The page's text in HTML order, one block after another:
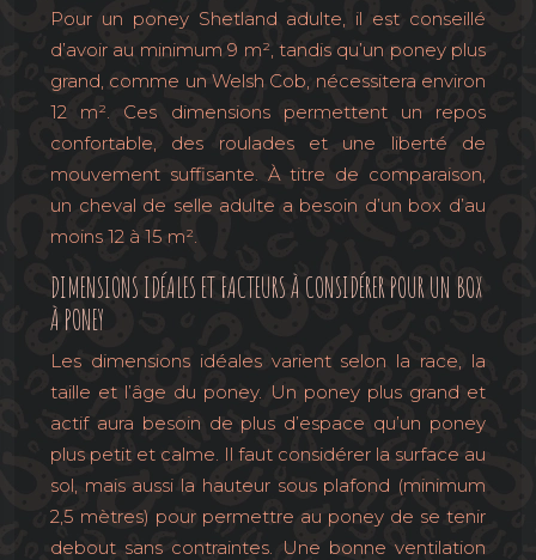
Pour un poney Shetland adulte, il est conseillé
d’avoir au minimum 9 m², tandis qu’un poney plus
grand, comme un Welsh Cob, nécessitera environ
12 m². Ces dimensions permettent un repos
confortable, des roulades et une liberté de
mouvement suffisante. À titre de comparaison,
un cheval de selle adulte a besoin d’un box d’au
moins 12 à 15 m².
DIMENSIONS IDÉALES ET FACTEURS À CONSIDÉRER POUR UN BOX
À PONEY
Les dimensions idéales varient selon la race, la
taille et l’âge du poney. Un poney plus grand et
actif aura besoin de plus d’espace qu’un poney
plus petit et calme. Il faut considérer la surface au
sol, mais aussi la hauteur sous plafond (minimum
2,5 mètres) pour permettre au poney de se tenir
debout sans contraintes. Une bonne ventilation